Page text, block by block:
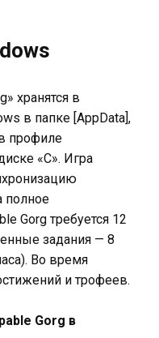
хранятся в
в папке [AppData],
профиле
«C». Игра
полное
Gorg требуется 12
задания — 8
Во время
и трофеев.
Gorg в